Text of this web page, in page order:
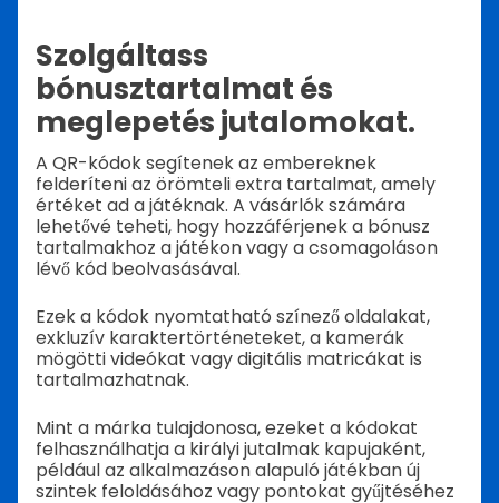
Szolgáltass
bónusztartalmat és
meglepetés jutalomokat.
A QR-kódok segítenek az embereknek
felderíteni az örömteli extra tartalmat, amely
értéket ad a játéknak. A vásárlók számára
lehetővé teheti, hogy hozzáférjenek a bónusz
tartalmakhoz a játékon vagy a csomagoláson
lévő kód beolvasásával.
Ezek a kódok nyomtatható színező oldalakat,
exkluzív karaktertörténeteket, a kamerák
mögötti videókat vagy digitális matricákat is
tartalmazhatnak.
Mint a márka tulajdonosa, ezeket a kódokat
felhasználhatja a királyi jutalmak kapujaként,
például az alkalmazáson alapuló játékban új
szintek feloldásához vagy pontokat gyűjtéséhez